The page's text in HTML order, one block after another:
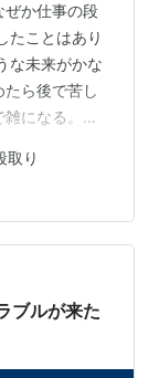
ぜか仕事の段
たことはあり
な未来がかな
ら後で苦し
になる。結
「頭がいい
すいです。
られること
ること：頭の
段取りが悪
す…
取り
ブルが来た